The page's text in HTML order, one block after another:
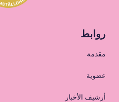
روابط
مقدمة
عضوية
أرشيف الأخبار